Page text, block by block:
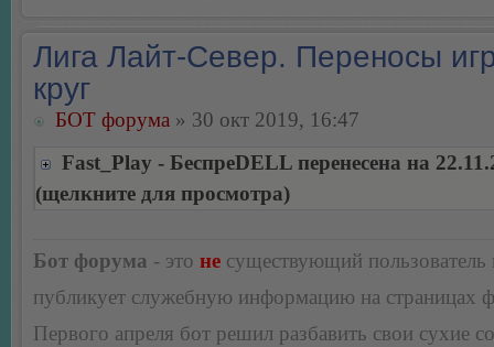
Лига Лайт-Север. Переносы
круг
БОТ форума » 30 окт 2019, 16:47
Fast_Play - БеспреDELL перенесена на
(щелкните для просмотра)
Бот форума - это не существующий пользователь
публикует служебную информацию на страницах
Первого апреля бот решил разбавить свои сухие